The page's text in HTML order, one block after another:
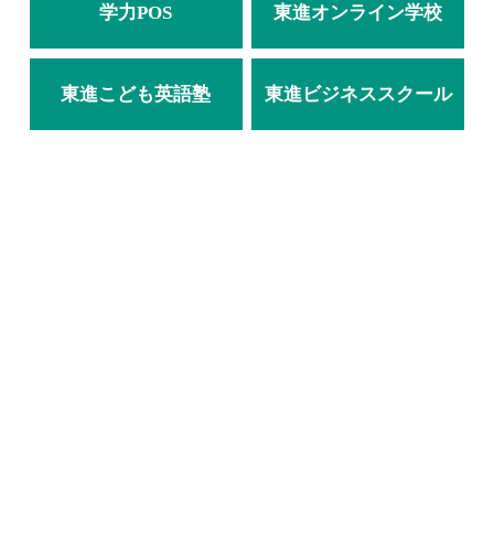
学力POS 東進オンライン学校
東進こども英語塾 東進ビジネススクール